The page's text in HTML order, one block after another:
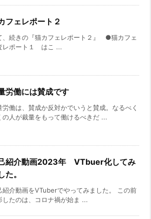
フェレポート２
、続きの『猫カフェレポート２』 ●猫カフェ
レポート１ はこ ...
労働には賛成です
労働は、賛成か反対かでいうと賛成。なるべく
の人が裁量をもって働けるべきだ ...
紹介動画2023年 VTbuer化してみ
た。
紹介動画をVTuberでやってみました。 この前
したのは、コロナ禍が始ま ...